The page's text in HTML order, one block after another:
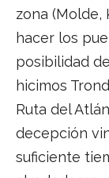
zona (Molde,
hacer los
posibilidad
hicimos
Ruta del
decepción
suficiente